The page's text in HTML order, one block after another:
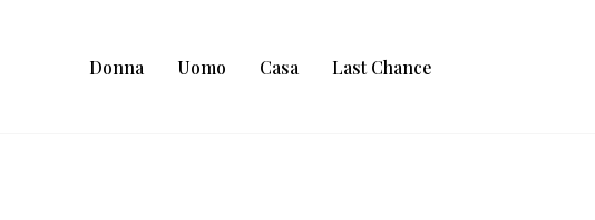
Donna Uomo Casa Last Chance